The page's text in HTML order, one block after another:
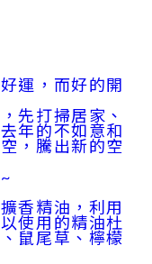
運，而好的開
先打掃居家、
年的不如意和
，騰出新的空
香精油，利用
使用的精油杜
鼠尾草、檸檬